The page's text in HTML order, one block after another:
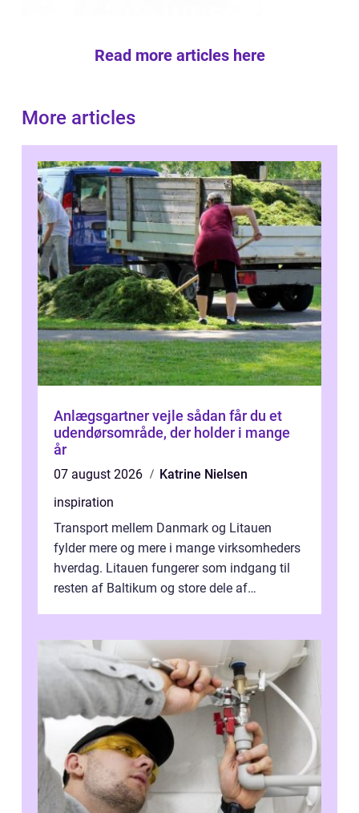
Read more articles here
More articles
Anlægsgartner vejle sådan får du et
udendørsområde, der holder i mange
år
07 august 2026
Katrine Nielsen
inspiration
Transport mellem Danmark og Litauen
fylder mere og mere i mange virksomheders
hverdag. Litauen fungerer som indgang til
resten af Baltikum og store dele af